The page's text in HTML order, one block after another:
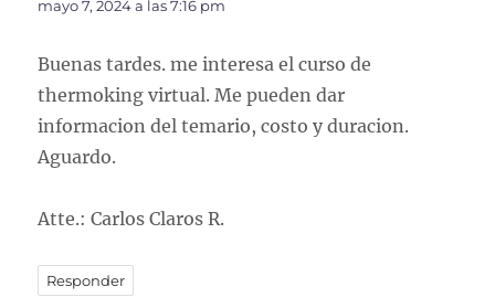
mayo 7, 2024 a las 7:16 pm
Buenas tardes. me interesa el curso de
thermoking virtual. Me pueden dar
informacion del temario, costo y duracion.
Aguardo.
Atte.: Carlos Claros R.
Responder